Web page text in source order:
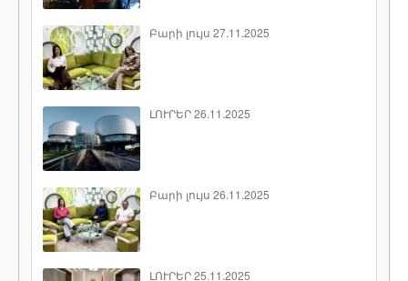
Բարի լույս 27.11.2025
ԼՈՒՐԵՐ 26.11.2025
Բարի լույս 26.11.2025
ԼՈՒՐԵՐ 25.11.2025